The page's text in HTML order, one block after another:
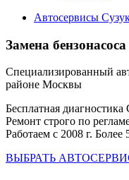
Автосервисы
Замена бензонасоса
Специализированный
районе Москвы
Бесплатная диагностика
Ремонт строго по
Работаем с 2008 г.
ВЫБРАТЬ